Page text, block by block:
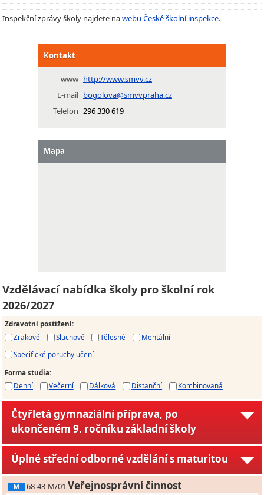
Inspekční zprávy školy najdete nawebu České školní inspekce.
Kontakt
www http://www.smvv.cz
E-mail bogolova@smvvpraha.cz
Telefon 296 330 619
Mapa
Vzdělávací nabídka školy pro školní rok
2026/2027
Zdravotní postižení:
Zrakové
Sluchové Tělesné
Mentální
Specifické poruchy učení
Forma studia:
Denní
Večerní Dálková Distanční Kombinovaná
Čtyřletá gymnaziální příprava, po
ukončeném 9. ročníku základní školy
Úplné střední odborné vzdělání s maturitou
M 68-43-M/01 Veřejnosprávní činnost